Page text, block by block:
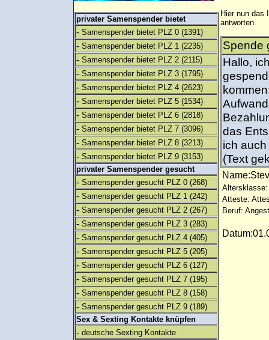
privater Samenspender bietet
- Samenspender bietet PLZ 0 (1391)
- Samenspender bietet PLZ 1 (2235)
- Samenspender bietet PLZ 2 (2115)
- Samenspender bietet PLZ 3 (1795)
- Samenspender bietet PLZ 4 (2623)
- Samenspender bietet PLZ 5 (1534)
- Samenspender bietet PLZ 6 (2818)
- Samenspender bietet PLZ 7 (3096)
- Samenspender bietet PLZ 8 (3213)
- Samenspender bietet PLZ 9 (3153)
privater Samenspender gesucht
- Samenspender gesucht PLZ 0 (268)
- Samenspender gesucht PLZ 1 (242)
- Samenspender gesucht PLZ 2 (267)
- Samenspender gesucht PLZ 3 (283)
- Samenspender gesucht PLZ 4 (405)
- Samenspender gesucht PLZ 5 (205)
- Samenspender gesucht PLZ 6 (127)
- Samenspender gesucht PLZ 7 (195)
- Samenspender gesucht PLZ 8 (158)
- Samenspender gesucht PLZ 9 (189)
Sex & Sexting Kontakte knüpfen
- deutsche Sexting Kontakte
Hier nun das
antworten.
Spende
Hallo,
das
ich
(Text
Altersklasse:
Atteste:
Beruf: